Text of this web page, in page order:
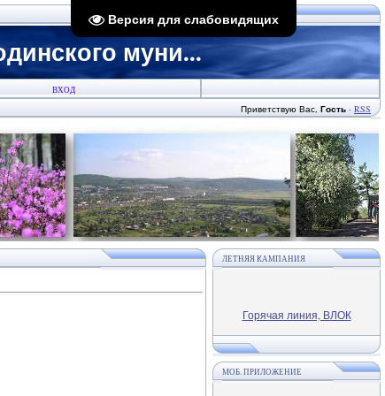
Версия для слабовидящих
муни...
ВХОД
Приветствую Вас, Гость · RSS
ЛЕТНЯЯ КАМПАНИЯ
Горячая линия, ВЛОК
МОБ. ПРИЛОЖЕНИЕ